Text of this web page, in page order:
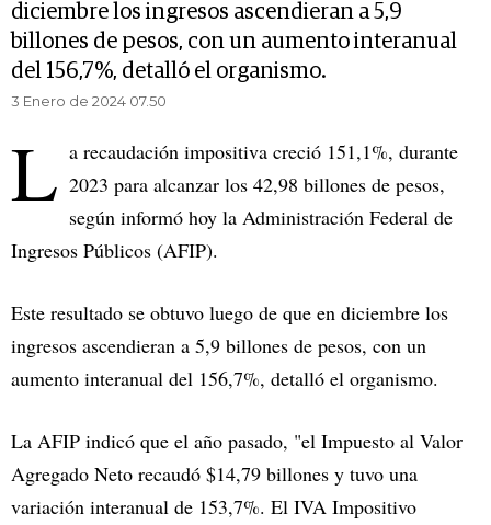
diciembre los ingresos ascendieran a 5,9
billones de pesos, con un aumento interanual
del 156,7%, detalló el organismo.
3 Enero de 2024 07.50
L a recaudación impositiva creció 151,1%, durante
2023 para alcanzar los 42,98 billones de pesos,
según informó hoy la Administración Federal de
Ingresos Públicos (AFIP).
Este resultado se obtuvo luego de que en diciembre los
ingresos ascendieran a 5,9 billones de pesos, con un
aumento interanual del 156,7%, detalló el organismo.
La AFIP indicó que el año pasado, "el Impuesto al Valor
Agregado Neto recaudó $14,79 billones y tuvo una
variación interanual de 153,7%. El IVA Impositivo